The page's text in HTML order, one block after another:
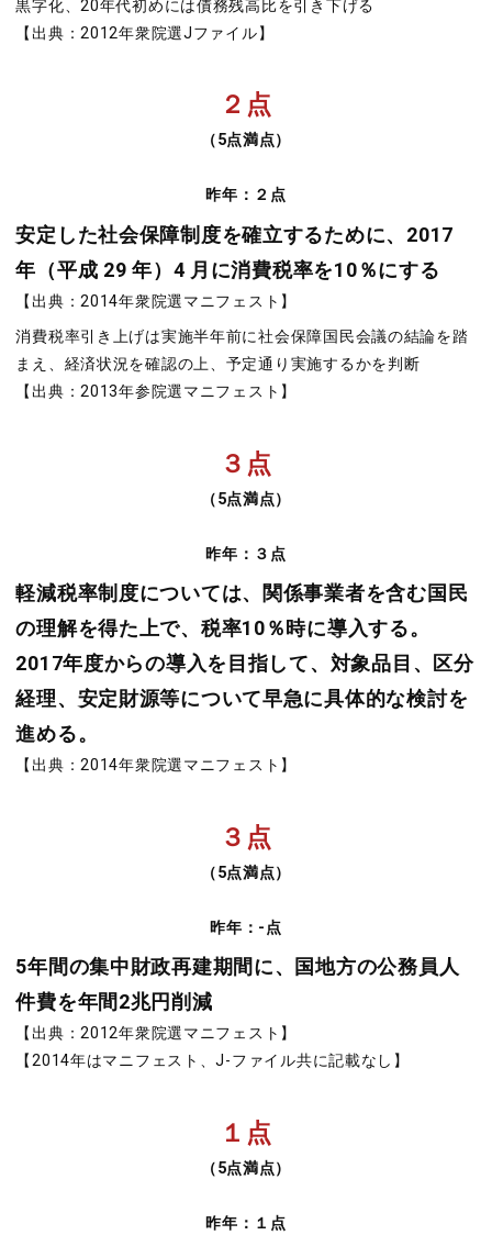
黒字化、20年代初めには債務残高比を引き下げる
【出典：2012年衆院選Jファイル】
２点
（5点満点）
昨年：２点
安定した社会保障制度を確立するために、2017
年（平成 29 年）4 月に消費税率を10％にする
【出典：2014年衆院選マニフェスト】
消費税率引き上げは実施半年前に社会保障国民会議の結論を踏
まえ、経済状況を確認の上、予定通り実施するかを判断
【出典：2013年参院選マニフェスト】
３点
（5点満点）
昨年：３点
軽減税率制度については、関係事業者を含む国民
の理解を得た上で、税率10％時に導入する。
2017年度からの導入を目指して、対象品目、区分
経理、安定財源等について早急に具体的な検討を
進める。
【出典：2014年衆院選マニフェスト】
３点
（5点満点）
昨年：-点
5年間の集中財政再建期間に、国地方の公務員人
件費を年間2兆円削減
【出典：2012年衆院選マニフェスト】
【2014年はマニフェスト、J-ファイル共に記載なし】
１点
（5点満点）
昨年：１点